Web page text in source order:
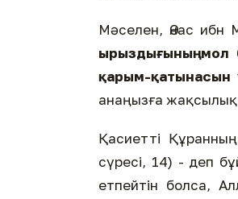
Мәселен, Әнас ибн
ырыздығының
қарым-қатынасын
анаңызға
Қасиетті
сүресі, 14) - деп
етпейтін болса,